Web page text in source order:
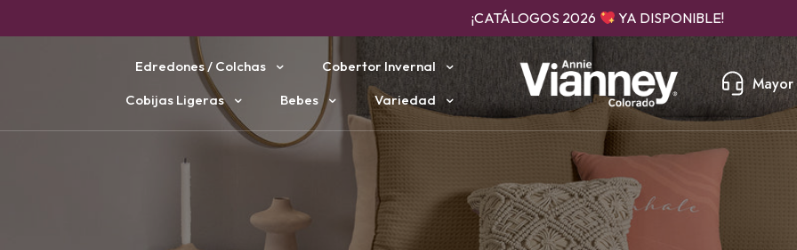
ENVÍO RÁPIDO, SEGURO Y GRAN COBERTURA
Edredones / Colchas
Cobertor Invernal
Cobijas Ligeras
Bebes Variedad